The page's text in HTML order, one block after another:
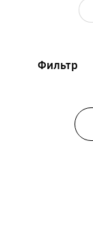
Фильтр